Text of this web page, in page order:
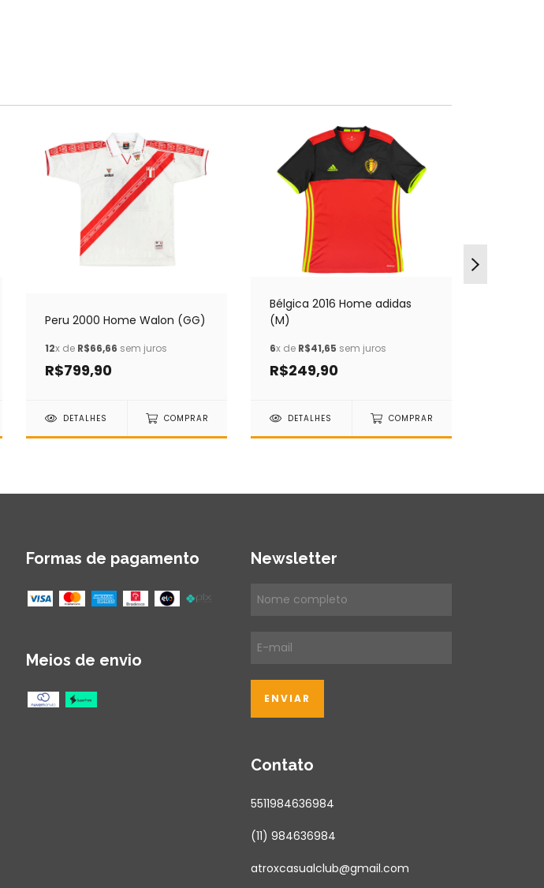
Peru 2000 Home Walon (GG)
12x de R$66,66 sem juros
R$799,90
DETALHES COMPRAR
Bélgica 2016 Home adidas
(M)
6x de R$41,65 sem juros
R$249,90
DETALHES COMPRAR
Formas de pagamento
Meios de envio
Newsletter
Contato
5511984636984
(11) 984636984
atroxcasualclub@gmail.com